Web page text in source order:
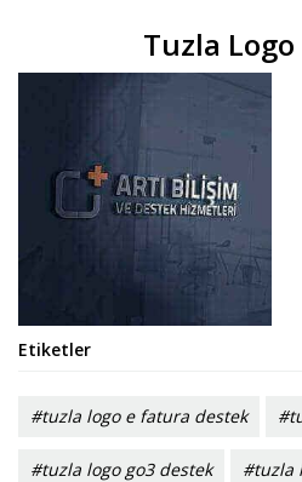
Tuzla
Etiketler
#tuzla logo e fatura destek
#tuzla logo go3 destek #tuzla